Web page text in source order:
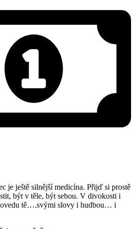
je ještě silnější medicína. Přijď si prostě
být v těle, být sebou. V divokosti i
tě….svými slovy i hudbou… i